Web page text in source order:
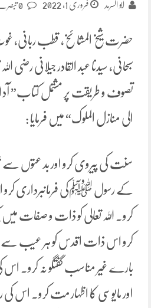
ابو السرمد فروری 1, 2022
حضرت شیخ المشائخ، قطب ربانی،
سبحانی، سیدنا عبد القادر جیلانی رضی
تصوف و طریقت پر مشتمل کتاب”
الی منازل الملوک“ میں فرمایا :
سنت کی پیروی کرو اور بد عتوں سے
کے رسول ﷺکی فرمانبرداری کرو
کرو۔ اللہ تعالی کو ذات و صفات میں
کرو اس ذات اقدس کو ہر عیب سے
بارے غیر مناسب گفتگو نہ کرو۔ اس
اور مایوسی کا اظہار مت کرو۔ اس کی